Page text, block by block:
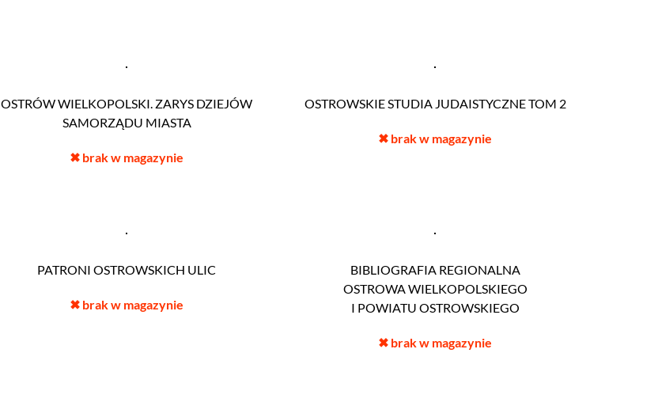
OSTRÓW WIELKOPOLSKI. ZARYS DZIEJÓW
SAMORZĄDU MIASTA
✖ brak w magazynie
OSTROWSKIE STUDIA JUDAISTYCZNE TOM 2
✖ brak w magazynie
PATRONI OSTROWSKICH ULIC
✖ brak w magazynie
BIBLIOGRAFIA REGIONALNA
OSTROWA WIELKOPOLSKIEGO
I POWIATU OSTROWSKIEGO
✖ brak w magazynie